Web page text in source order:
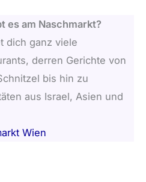
es am Naschmarkt?
dich ganz viele
derren Gerichte von
bis hin zu
aus Israel, Asien und
Wien